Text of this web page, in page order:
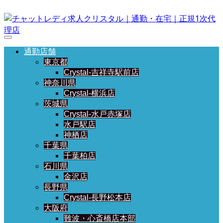
通勤店舗
東京都
Crystal-吉祥寺駅前店
神奈川県
Crystal-横浜店
茨城県
Crystal-水戸赤塚店
水戸駅店
神栖店
千葉県
千葉柏店
石川県
金沢店
長野県
Crystal-長野松本店
大阪府
難波・心斎橋店本部